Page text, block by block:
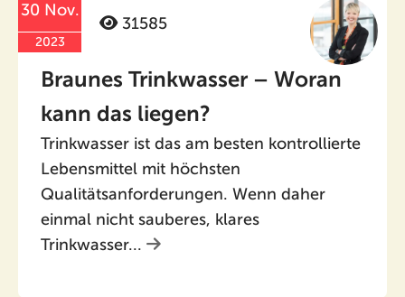
30 Nov.
2023
31585
Braunes Trinkwasser – Woran
kann das liegen?
Trinkwasser ist das am besten kontrollierte
Lebensmittel mit höchsten
Qualitätsanforderungen. Wenn daher
einmal nicht sauberes, klares
Trinkwasser...